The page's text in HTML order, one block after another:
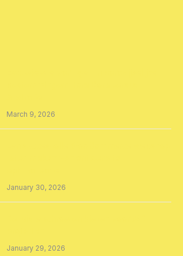
March 9, 2026
January 30, 2026
January 29, 2026